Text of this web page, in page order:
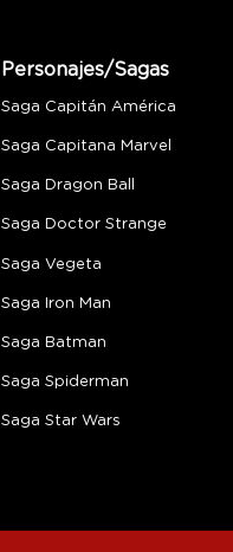
Personajes/Sagas
Saga Capitán América
Saga Capitana Marvel
Saga Dragon Ball
Saga Doctor Strange
Saga Vegeta
Saga Iron Man
Saga Batman
Saga Spiderman
Saga Star Wars